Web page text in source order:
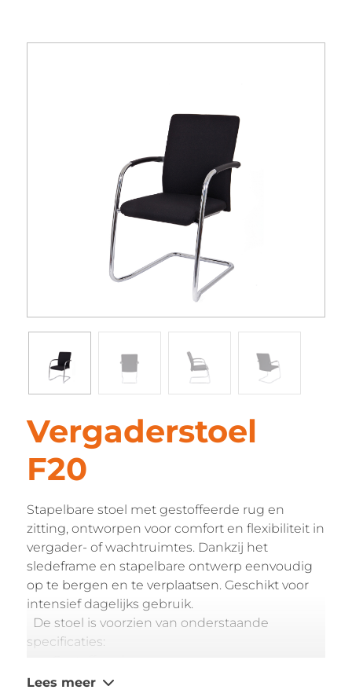
Vergaderstoel
F20
Stapelbare stoel met gestoffeerde rug en
zitting, ontworpen voor comfort en flexibiliteit in
vergader- of wachtruimtes. Dankzij het
sledeframe en stapelbare ontwerp eenvoudig
op te bergen en te verplaatsen. Geschikt voor
intensief dagelijks gebruik.
De stoel is voorzien van onderstaande
specificaties:
Gestoffeerde zitting met stiknaden
Lees meer